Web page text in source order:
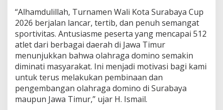
r
T
u
r
a
m
e
n
D
o
“Alhamdulillah, Turnamen Wali Kota Surabaya Cup
2026 berjalan lancar, tertib, dan penuh semangat
sportivitas. Antusiasme peserta yang mencapai 512
atlet dari berbagai daerah di Jawa Timur
menunjukkan bahwa olahraga domino semakin
diminati masyarakat. Ini menjadi motivasi bagi kami
untuk terus melakukan pembinaan dan
pengembangan olahraga domino di Surabaya
maupun Jawa Timur,” ujar H. Ismail.